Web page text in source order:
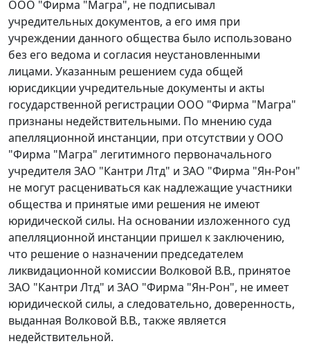
ООО "Фирма "Магра", не подписывал
учредительных документов, а его имя при
учреждении данного общества было использовано
без его ведома и согласия неустановленными
лицами. Указанным решением суда общей
юрисдикции учредительные документы и акты
государственной регистрации ООО "Фирма "Магра"
признаны недействительными. По мнению суда
апелляционной инстанции, при отсутствии у ООО
"Фирма "Магра" легитимного первоначального
учредителя ЗАО "Кантри Лтд" и ЗАО "Фирма "Ян-Рон"
не могут расцениваться как надлежащие участники
общества и принятые ими решения не имеют
юридической силы. На основании изложенного суд
апелляционной инстанции пришел к заключению,
что решение о назначении председателем
ликвидационной комиссии Волковой В.В., принятое
ЗАО "Кантри Лтд" и ЗАО "Фирма "Ян-Рон", не имеет
юридической силы, а следовательно, доверенность,
выданная Волковой В.В., также является
недействительной.